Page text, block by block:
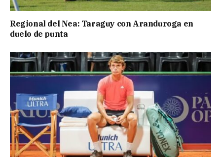
Regional del Nea: Taraguy con Aranduroga en
duelo de punta